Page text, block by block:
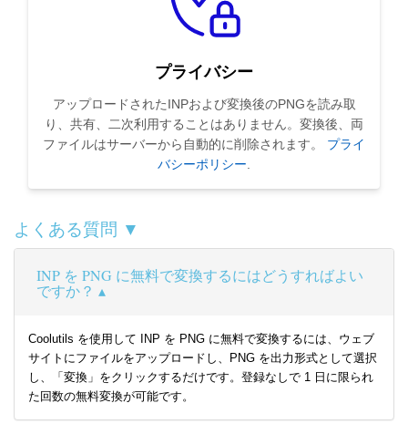
プライバシー
アップロードされたINPおよび変換後のPNGを読み取
り、共有、二次利用することはありません。変換後、両
ファイルはサーバーから自動的に削除されます。 プライ
バシーポリシー.
よくある質問 ▼
INP を PNG に無料で変換するにはどうすればよい
ですか？
Coolutils を使用して INP を PNG に無料で変換するには、ウェブ
サイトにファイルをアップロードし、PNG を出力形式として選択
し、「変換」をクリックするだけです。登録なしで 1 日に限られ
た回数の無料変換が可能です。